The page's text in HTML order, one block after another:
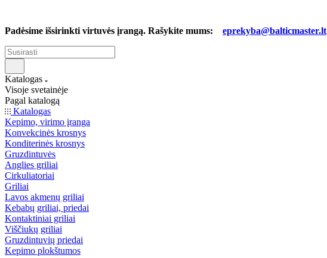
Padėsime išsirinkti virtuvės įrangą. Rašykite mums: eprekyba@balticmaster.lt
Katalogas
Visoje svetainėje
Pagal katalogą
Katalogas
Kepimo, virimo įranga
Konvekcinės krosnys
Konditerinės krosnys
Gruzdintuvės
Anglies griliai
Cirkuliatoriai
Griliai
Lavos akmenų griliai
Kebabų griliai, priedai
Kontaktiniai griliai
Viščiukų griliai
Gruzdintuvių priedai
Kepimo plokštumos